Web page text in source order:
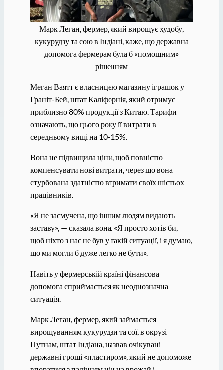
Марк Леган, фермер, який вирощує худобу,
кукурудзу та сою в Індіані, каже, що державна
допомога фермерам була б «помощним»
рішенням
Меган Ваятт є власницею магазину іграшок у
Граніт-Бей, штат Каліфорнія, який отримує
приблизно 80% продукції з Китаю. Тарифи
означають, що цього року її витрати в
середньому вищі на 10-15%.
Вона не підвищила ціни, щоб повністю
компенсувати нові витрати, через що вона
стурбована здатністю втримати своїх шістьох
працівників.
«Я не засмучена, що іншим людям видають
заставу», — сказала вона. «Я просто хотів би,
щоб ніхто з нас не був у такій ситуації, і я думаю,
що ми могли б дуже легко не бути».
Навіть у фермерській країні фінансова
допомога сприймається як неоднозначна
ситуація.
Марк Леган, фермер, який займається
вирощуванням кукурудзи та сої, в окрузі
Путнам, штат Індіана, назвав очікувані
державні гроші «пластиром», який не допоможе